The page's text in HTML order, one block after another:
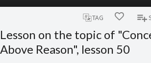
TAG
Lesson on the topic of
Above Reason", lesson 50